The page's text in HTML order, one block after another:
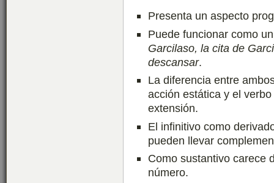
Presenta un aspecto
Puede funcionar como
Garcilaso, la cita de
descansar.
La diferencia entre
acción estática y el
extensión.
El infinitivo como
pueden llevar
Como sustantivo carece
número.